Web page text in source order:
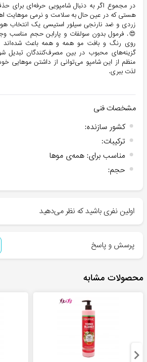
در مجموع اگر به دنبال شامپویی حرفه‌ای برای
هستی که در عین حال به سلامت و نرمی موهایت
زردی و ضد نارنجی سیلور استیسی یک انتخاب
😍. فرمول بدون سولفات و پارابن حجم مناسب
روی رنگ و بافت مو همه و همه باعث شده‌اند
گزینه‌های محبوب در بین مصرف‌کنندگان تبدیل
منظم از این شامپو می‌توانی از داشتن موهایی
لذت ببری.
مشخصات فنی
کشور سازنده:
ترکیبات:
مناسب برای: همه‌ی موها
حجم:
اولین نفری باشید که نظر می‌دهید
پرسش و پاسخ
محصولات مشابه